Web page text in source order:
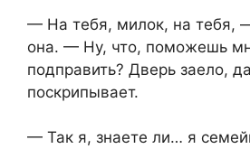
— На тебя, милок, на тебя,
она. — Ну, что, поможешь
подправить? Дверь заело,
поскрипывает.
— Так я, знаете ли… я